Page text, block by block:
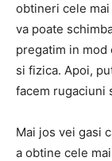
obtineri cele
va poate
pregatim in
si fizica. Apoi,
facem rugaciuni
Mai jos vei gasi
a obtine cele